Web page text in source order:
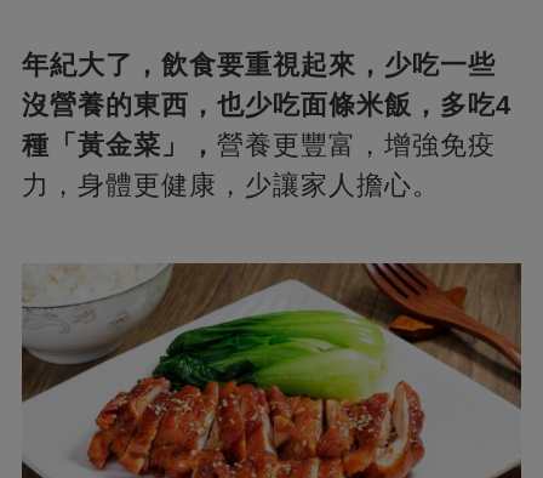
年紀大了，飲食要重視起來，少吃一些
沒營養的東西，也少吃面條米飯，多吃4
種「黃金菜」， 營養更豐富，增強免疫
力，身體更健康，少讓家人擔心。